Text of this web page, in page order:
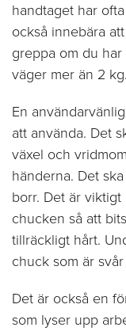
handtaget har
också innebära
greppa om du
väger mer än 2 kg.
En
att använda. Det
växel och
händerna. Det
borr. Det är
chucken så att
tillräckligt hårt.
chuck som är
Det är också en
som lyser upp